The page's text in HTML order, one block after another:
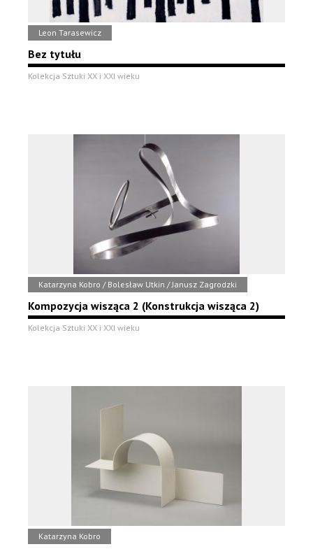
Leon Tarasewicz
Bez tytułu
Kolekcja Sztuki XX i XXI wieku
Katarzyna Kobro / Bolesław Utkin / Janusz Zagrodzki
Kompozycja wisząca 2 (Konstrukcja wisząca 2)
Kolekcja Sztuki XX i XXI wieku
Katarzyna Kobro